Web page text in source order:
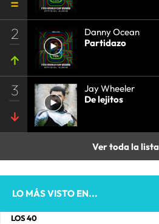
2
Danny Ocean
Partidazo
3
Jay Wheeler
De lejitos
Ver toda la lista
LO MÁS VISTO EN...
LOS 40